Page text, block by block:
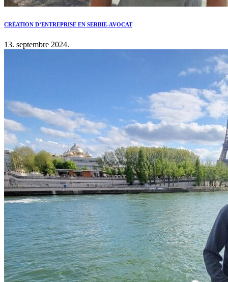
CRÉATION D’ENTREPRISE EN SERBIE-AVOCAT
13. septembre 2024.